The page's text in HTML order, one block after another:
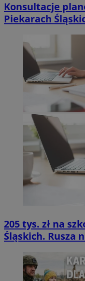
Konsultacje
Piekarach
205 tys. zł na
Śląskich. Rusza